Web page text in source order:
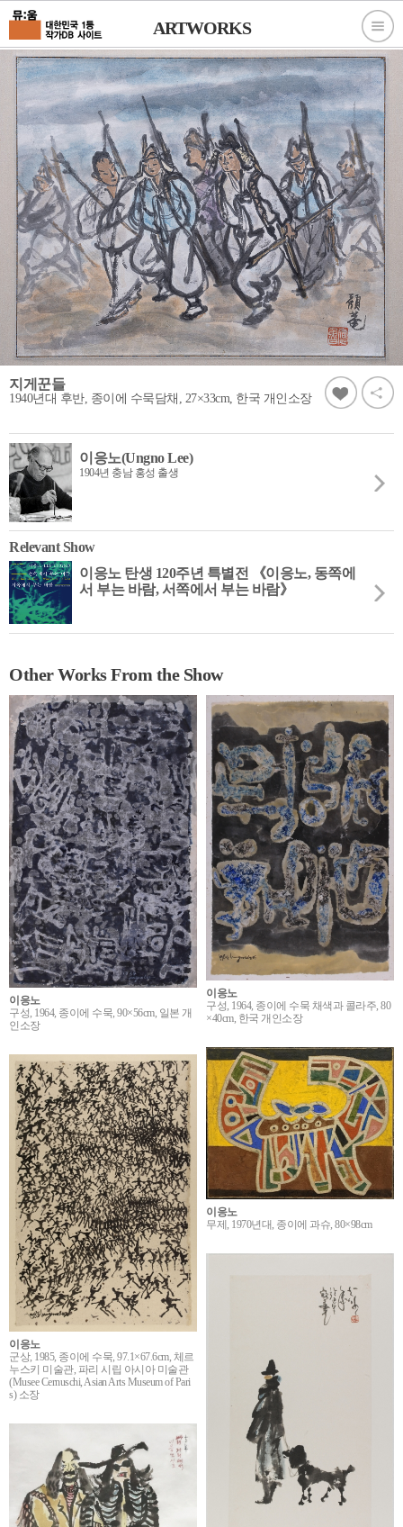
ARTWORKS
지게꾼들
1940년대 후반, 종이에 수묵담채, 27×33cm, 한국 개인소장
이응노(Ungno Lee)
1904년 충남 홍성 출생
Relevant Show
이응노 탄생 120주년 특별전 《이응노, 동쪽에
서 부는 바람, 서쪽에서 부는 바람》
Other Works From the Show
이응노
구성, 1964, 종이에 수묵, 90×56cm, 일본 개
인소장
이응노
구성, 1964, 종이에 수묵 채색과 콜라주, 80
×40cm, 한국 개인소장
이응노
무제, 1970년대, 종이에 과슈, 80×98cm
이응노
군상, 1985, 종이에 수묵, 97.1×67.6cm, 체르
누스키 미술관, 파리 시립 아시아 미술관
(Musee Cernuschi, Asian Arts Museum of Pari
s) 소장